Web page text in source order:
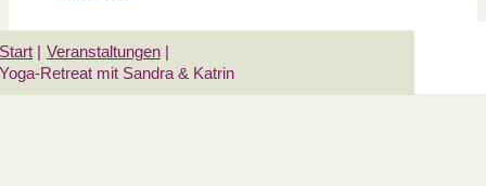
Start
Veranstaltungen
Yoga-Retreat mit Sandra & Katrin